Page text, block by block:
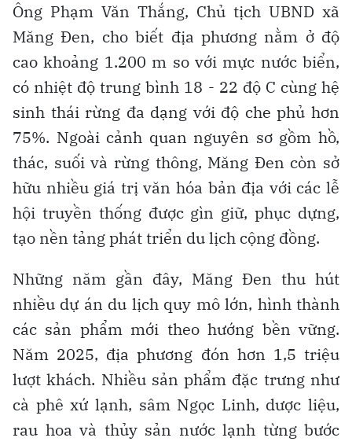
Ông Phạm Văn Thắng, Chủ tịch UBND xã
Măng Đen, cho biết địa phương nằm ở độ
cao khoảng 1.200 m so với mực nước biển,
có nhiệt độ trung bình 18 - 22 độ C cùng hệ
sinh thái rừng đa dạng với độ che phủ hơn
75%. Ngoài cảnh quan nguyên sơ gồm hồ,
thác, suối và rừng thông, Măng Đen còn sở
hữu nhiều giá trị văn hóa bản địa với các lễ
hội truyền thống được gìn giữ, phục dựng,
tạo nền tảng phát triển du lịch cộng đồng.
Những năm gần đây, Măng Đen thu hút
nhiều dự án du lịch quy mô lớn, hình thành
các sản phẩm mới theo hướng bền vững.
Năm 2025, địa phương đón hơn 1,5 triệu
lượt khách. Nhiều sản phẩm đặc trưng như
cà phê xứ lạnh, sâm Ngọc Linh, dược liệu,
rau hoa và thủy sản nước lạnh từng bước